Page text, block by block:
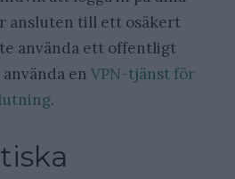
ansluten till ett osäkert
använda ett offentligt
en VPN-tjänst för
.